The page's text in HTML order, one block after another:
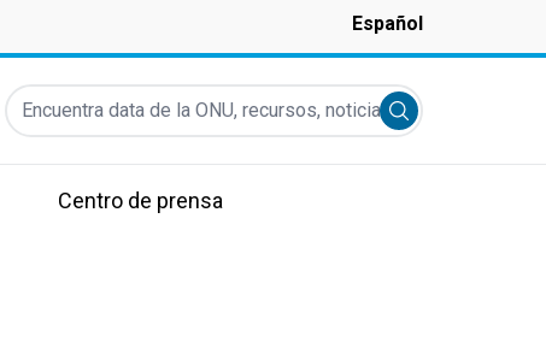
Español
Encuentra data de la ONU, recursos, noticias y más...
Submit search
Centro de prensa